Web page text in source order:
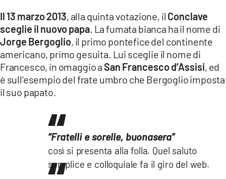
Il 13 marzo 2013, alla quinta votazione, il Conclave
sceglie il nuovo papa . La fumata bianca ha il nome di
Jorge Bergoglio, il primo pontefice del continente
americano, primo gesuita. Lui sceglie il nome di
Francesco, in omaggio aSan Francesco d’Assisi, ed
è sull’esempio del frate umbro che Bergoglio imposta
il suo papato.
“Fratelli e sorelle, buonasera”
così si presenta alla folla. Quel saluto
semplice e colloquiale fa il giro del web.